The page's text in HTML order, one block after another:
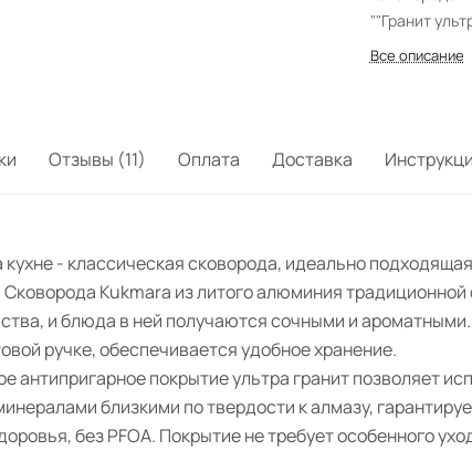
""Гранит
Все описание
Отзывы (11) Оплата Доставка
- классическая сковорода, идеально
Kukmara из литого алюминия
и блюда в ней получаются сочными и
ручке, обеспечивается удобное хранение.
антипригарное покрытие ультра гранит позволяет
близкими по твердости к алмазу,
без PFOA. Покрытие не требует особенного